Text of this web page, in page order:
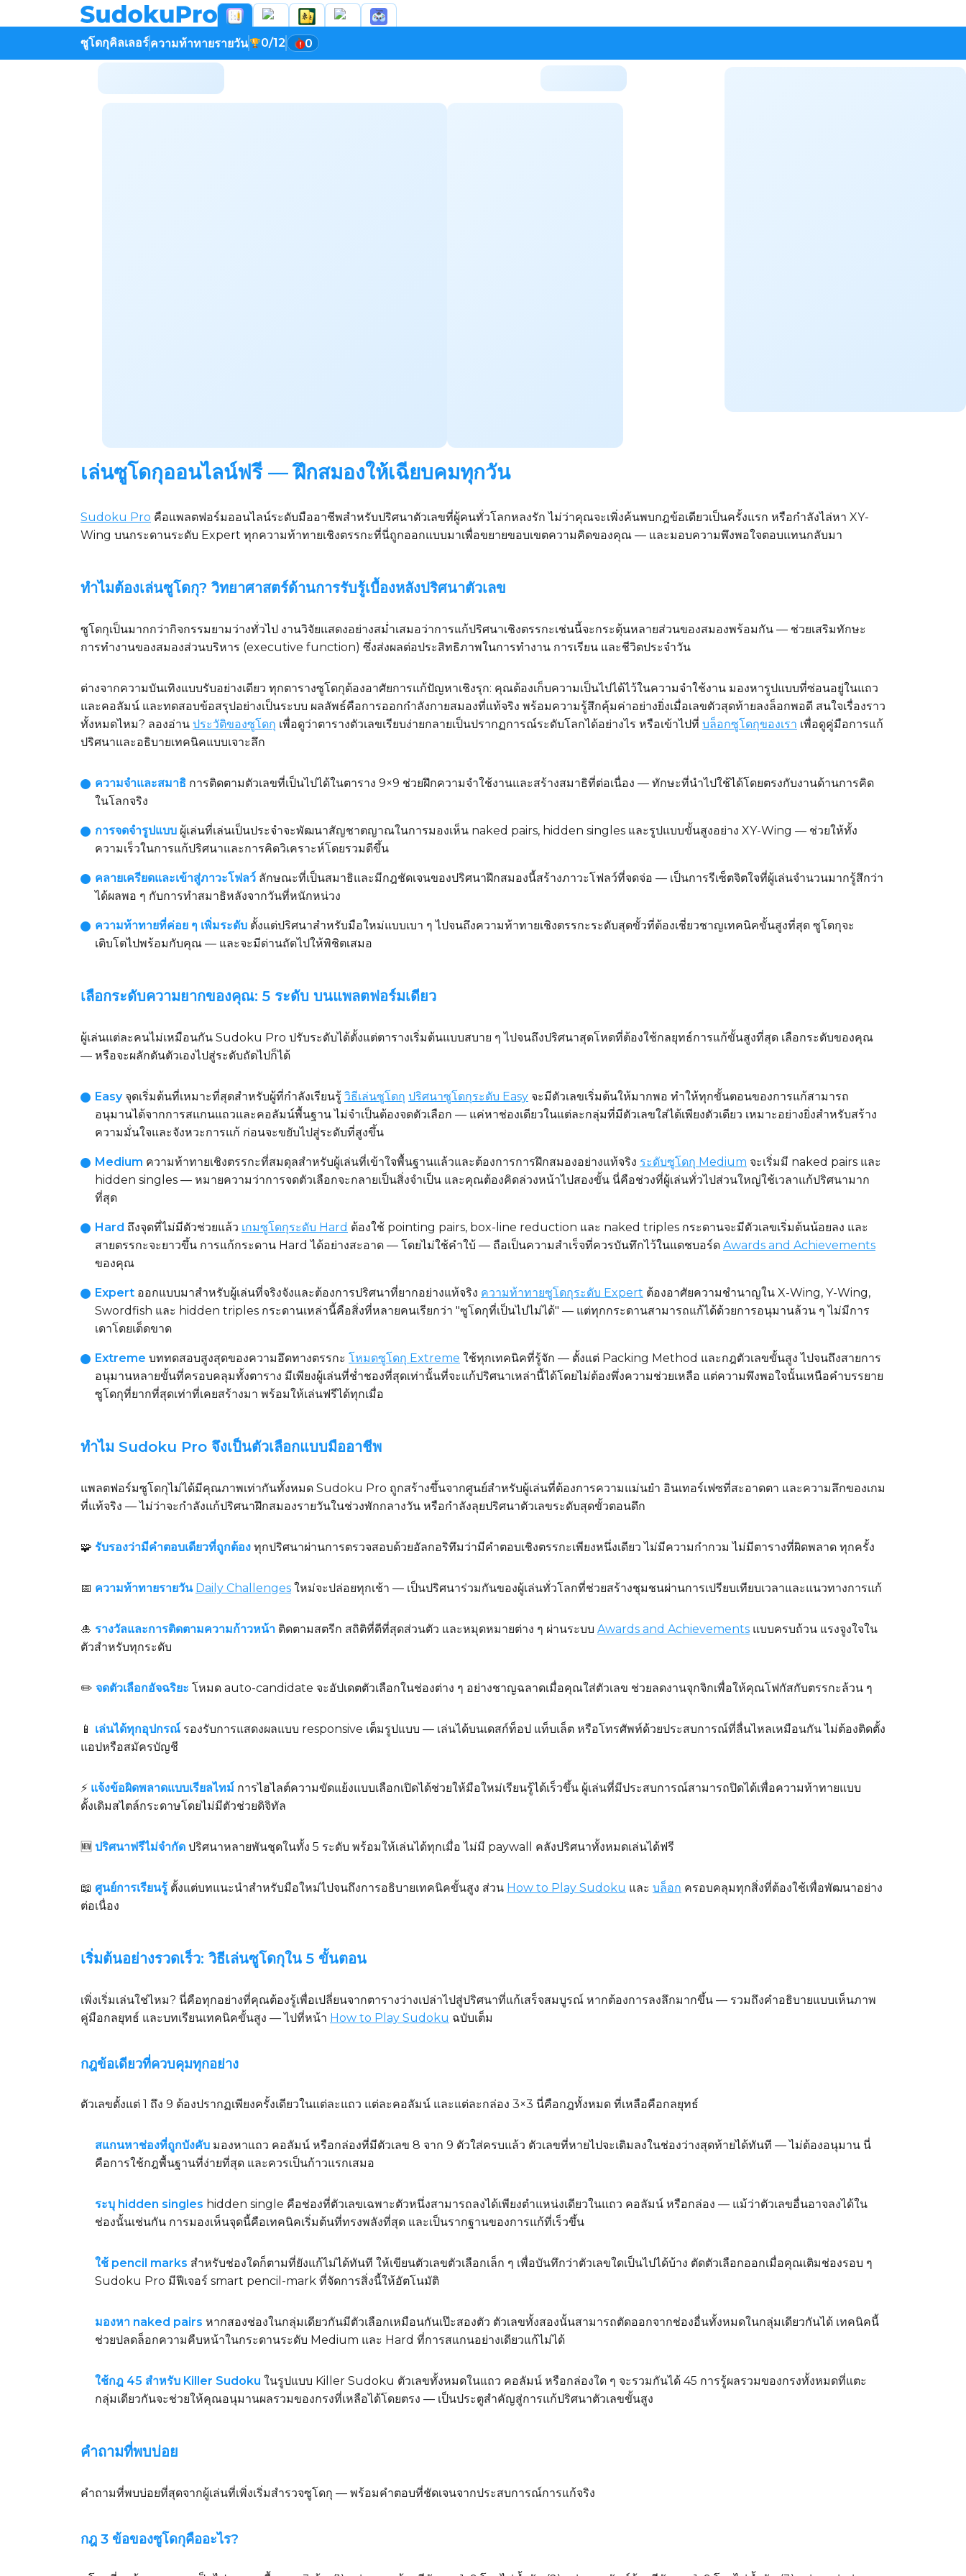
ซูโดกุคิลเลอร์ความท้าทายรายวัน 0/12 0
เล่นซูโดกุออนไลน์ฟรี — ฝึกสมองให้เฉียบคมทุกวัน
Sudoku Pro คือแพลตฟอร์มออนไลน์ระดับมืออาชีพสำหรับปริศนาตัวเลขที่ผู้คนทั่วโลกหลงรัก ไม่ว่าคุณจะเพิ่งค้นพบกฎข้อเดียวเป็นครั้งแรก หรือกำลังไล่หา XY-
Wing บนกระดานระดับ Expert ทุกความท้าทายเชิงตรรกะที่นี่ถูกออกแบบมาเพื่อขยายขอบเขตความคิดของคุณ — และมอบความพึงพอใจตอบแทนกลับมา
ทำไมต้องเล่นซูโดกุ? วิทยาศาสตร์ด้านการรับรู้เบื้องหลังปริศนาตัวเลข
ซูโดกุเป็นมากกว่ากิจกรรมยามว่างทั่วไป งานวิจัยแสดงอย่างสม่ำเสมอว่าการแก้ปริศนาเชิงตรรกะเช่นนี้จะกระตุ้นหลายส่วนของสมองพร้อมกัน — ช่วยเสริมทักษะ
การทำงานของสมองส่วนบริหาร (executive function) ซึ่งส่งผลต่อประสิทธิภาพในการทำงาน การเรียน และชีวิตประจำวัน
ต่างจากความบันเทิงแบบรับอย่างเดียว ทุกตารางซูโดกุต้องอาศัยการแก้ปัญหาเชิงรุก: คุณต้องเก็บความเป็นไปได้ไว้ในความจำใช้งาน มองหารูปแบบที่ซ่อนอยู่ในแถว
และคอลัมน์ และทดสอบข้อสรุปอย่างเป็นระบบ ผลลัพธ์คือการออกกำลังกายสมองที่แท้จริง พร้อมความรู้สึกคุ้มค่าอย่างยิ่งเมื่อเลขตัวสุดท้ายลงล็อกพอดี สนใจเรื่องราว
ทั้งหมดไหม? ลองอ่าน ประวัติของซูโดกุ เพื่อดูว่าตารางตัวเลขเรียบง่ายกลายเป็นปรากฏการณ์ระดับโลกได้อย่างไร หรือเข้าไปที่ บล็อกซูโดกุของเรา เพื่อดูคู่มือการแก้
ปริศนาและอธิบายเทคนิคแบบเจาะลึก
ความจำและสมาธิ การติดตามตัวเลขที่เป็นไปได้ในตาราง 9×9 ช่วยฝึกความจำใช้งานและสร้างสมาธิที่ต่อเนื่อง — ทักษะที่นำไปใช้ได้โดยตรงกับงานด้านการคิด
ในโลกจริง
การจดจำรูปแบบ ผู้เล่นที่เล่นเป็นประจำจะพัฒนาสัญชาตญาณในการมองเห็น naked pairs, hidden singles และรูปแบบขั้นสูงอย่าง XY-Wing — ช่วยให้ทั้ง
ความเร็วในการแก้ปริศนาและการคิดวิเคราะห์โดยรวมดีขึ้น
คลายเครียดและเข้าสู่ภาวะโฟลว์ ลักษณะที่เป็นสมาธิและมีกฎชัดเจนของปริศนาฝึกสมองนี้สร้างภาวะโฟลว์ที่จดจ่อ — เป็นการรีเซ็ตจิตใจที่ผู้เล่นจำนวนมากรู้สึกว่า
ได้ผลพอ ๆ กับการทำสมาธิหลังจากวันที่หนักหน่วง
ความท้าทายที่ค่อย ๆ เพิ่มระดับ ตั้งแต่ปริศนาสำหรับมือใหม่แบบเบา ๆ ไปจนถึงความท้าทายเชิงตรรกะระดับสุดขั้วที่ต้องเชี่ยวชาญเทคนิคขั้นสูงที่สุด ซูโดกุจะ
เติบโตไปพร้อมกับคุณ — และจะมีด่านถัดไปให้พิชิตเสมอ
เลือกระดับความยากของคุณ: 5 ระดับ บนแพลตฟอร์มเดียว
ผู้เล่นแต่ละคนไม่เหมือนกัน Sudoku Pro ปรับระดับได้ตั้งแต่ตารางเริ่มต้นแบบสบาย ๆ ไปจนถึงปริศนาสุดโหดที่ต้องใช้กลยุทธ์การแก้ขั้นสูงที่สุด เลือกระดับของคุณ
— หรือจะผลักดันตัวเองไปสู่ระดับถัดไปก็ได้
Easyจุดเริ่มต้นที่เหมาะที่สุดสำหรับผู้ที่กำลังเรียนรู้ วิธีเล่นซูโดกุ ปริศนาซูโดกุระดับ Easy จะมีตัวเลขเริ่มต้นให้มากพอ ทำให้ทุกขั้นตอนของการแก้สามารถ
อนุมานได้จากการสแกนแถวและคอลัมน์พื้นฐาน ไม่จำเป็นต้องจดตัวเลือก — แค่หาช่องเดียวในแต่ละกลุ่มที่มีตัวเลขใส่ได้เพียงตัวเดียว เหมาะอย่างยิ่งสำหรับสร้าง
ความมั่นใจและจังหวะการแก้ ก่อนจะขยับไปสู่ระดับที่สูงขึ้น
Medium ความท้าทายเชิงตรรกะที่สมดุลสำหรับผู้เล่นที่เข้าใจพื้นฐานแล้วและต้องการการฝึกสมองอย่างแท้จริง ระดับซูโดกุ Medium จะเริ่มมี naked pairs และ
hidden singles — หมายความว่าการจดตัวเลือกจะกลายเป็นสิ่งจำเป็น และคุณต้องคิดล่วงหน้าไปสองขั้น นี่คือช่วงที่ผู้เล่นทั่วไปส่วนใหญ่ใช้เวลาแก้ปริศนามาก
ที่สุด
Hard ถึงจุดที่ไม่มีตัวช่วยแล้ว เกมซูโดกุระดับ Hard ต้องใช้ pointing pairs, box-line reduction และ naked triples กระดานจะมีตัวเลขเริ่มต้นน้อยลง และ
สายตรรกะจะยาวขึ้น การแก้กระดาน Hard ได้อย่างสะอาด — โดยไม่ใช้คำใบ้ — ถือเป็นความสำเร็จที่ควรบันทึกไว้ในแดชบอร์ด Awards and Achievements
ของคุณ
Expert ออกแบบมาสำหรับผู้เล่นที่จริงจังและต้องการปริศนาที่ยากอย่างแท้จริง ความท้าทายซูโดกุระดับ Expert ต้องอาศัยความชำนาญใน X-Wing, Y-Wing,
Swordfish และ hidden triples กระดานเหล่านี้คือสิ่งที่หลายคนเรียกว่า "ซูโดกุที่เป็นไปไม่ได้" — แต่ทุกกระดานสามารถแก้ได้ด้วยการอนุมานล้วน ๆ ไม่มีการ
เดาโดยเด็ดขาด
Extreme บททดสอบสูงสุดของความอึดทางตรรกะ โหมดซูโดกุ Extreme ใช้ทุกเทคนิคที่รู้จัก — ตั้งแต่ Packing Method และกฎตัวเลขขั้นสูง ไปจนถึงสายการ
อนุมานหลายขั้นที่ครอบคลุมทั้งตาราง มีเพียงผู้เล่นที่ช่ำชองที่สุดเท่านั้นที่จะแก้ปริศนาเหล่านี้ได้โดยไม่ต้องพึ่งความช่วยเหลือ แต่ความพึงพอใจนั้นเหนือคำบรรยาย
ซูโดกุที่ยากที่สุดเท่าที่เคยสร้างมา พร้อมให้เล่นฟรีได้ทุกเมื่อ
ทำไม Sudoku Pro จึงเป็นตัวเลือกแบบมืออาชีพ
แพลตฟอร์มซูโดกุไม่ได้มีคุณภาพเท่ากันทั้งหมด Sudoku Pro ถูกสร้างขึ้นจากศูนย์สำหรับผู้เล่นที่ต้องการความแม่นยำ อินเทอร์เฟซที่สะอาดตา และความลึกของเกม
ที่แท้จริง — ไม่ว่าจะกำลังแก้ปริศนาฝึกสมองรายวันในช่วงพักกลางวัน หรือกำลังลุยปริศนาตัวเลขระดับสุดขั้วตอนดึก
🧩 รับรองว่ามีคำตอบเดียวที่ถูกต้อง ทุกปริศนาผ่านการตรวจสอบด้วยอัลกอริทึมว่ามีคำตอบเชิงตรรกะเพียงหนึ่งเดียว ไม่มีความกำกวม ไม่มีตารางที่ผิดพลาด ทุกครั้ง
📅 ความท้าทายรายวัน Daily Challenges ใหม่จะปล่อยทุกเช้า — เป็นปริศนาร่วมกันของผู้เล่นทั่วโลกที่ช่วยสร้างชุมชนผ่านการเปรียบเทียบเวลาและแนวทางการแก้
🎍 รางวัลและการติดตามความก้าวหน้า ติดตามสตรีก สถิติที่ดีที่สุดส่วนตัว และหมุดหมายต่าง ๆ ผ่านระบบ Awards and Achievements แบบครบถ้วน แรงจูงใจใน
ตัวสำหรับทุกระดับ
✏️ จดตัวเลือกอัจฉริยะ โหมด auto-candidate จะอัปเดตตัวเลือกในช่องต่าง ๆ อย่างชาญฉลาดเมื่อคุณใส่ตัวเลข ช่วยลดงานจุกจิกเพื่อให้คุณโฟกัสกับตรรกะล้วน ๆ
📱 เล่นได้ทุกอุปกรณ์ รองรับการแสดงผลแบบ responsive เต็มรูปแบบ — เล่นได้บนเดสก์ท็อป แท็บเล็ต หรือโทรศัพท์ด้วยประสบการณ์ที่ลื่นไหลเหมือนกัน ไม่ต้องติดตั้ง
แอปหรือสมัครบัญชี
⚡ แจ้งข้อผิดพลาดแบบเรียลไทม์ การไฮไลต์ความขัดแย้งแบบเลือกเปิดได้ช่วยให้มือใหม่เรียนรู้ได้เร็วขึ้น ผู้เล่นที่มีประสบการณ์สามารถปิดได้เพื่อความท้าทายแบบ
ดั้งเดิมสไตล์กระดาษโดยไม่มีตัวช่วยดิจิทัล
🆕 ปริศนาฟรีไม่จำกัด ปริศนาหลายพันชุดในทั้ง 5 ระดับ พร้อมให้เล่นได้ทุกเมื่อ ไม่มี paywall คลังปริศนาทั้งหมดเล่นได้ฟรี
📖 ศูนย์การเรียนรู้ ตั้งแต่บทแนะนำสำหรับมือใหม่ไปจนถึงการอธิบายเทคนิคขั้นสูง ส่วน How to Play Sudoku และ บล็อก ครอบคลุมทุกสิ่งที่ต้องใช้เพื่อพัฒนาอย่าง
ต่อเนื่อง
เริ่มต้นอย่างรวดเร็ว: วิธีเล่นซูโดกุใน 5 ขั้นตอน
เพิ่งเริ่มเล่นใช่ไหม? นี่คือทุกอย่างที่คุณต้องรู้เพื่อเปลี่ยนจากตารางว่างเปล่าไปสู่ปริศนาที่แก้เสร็จสมบูรณ์ หากต้องการลงลึกมากขึ้น — รวมถึงคำอธิบายแบบเห็นภาพ
คู่มือกลยุทธ์ และบทเรียนเทคนิคขั้นสูง — ไปที่หน้า How to Play Sudoku ฉบับเต็ม
กฎข้อเดียวที่ควบคุมทุกอย่าง
ตัวเลขตั้งแต่ 1 ถึง 9 ต้องปรากฏเพียงครั้งเดียวในแต่ละแถว แต่ละคอลัมน์ และแต่ละกล่อง 3×3 นี่คือกฎทั้งหมด ที่เหลือคือกลยุทธ์
สแกนหาช่องที่ถูกบังคับ มองหาแถว คอลัมน์ หรือกล่องที่มีตัวเลข 8 จาก 9 ตัวใส่ครบแล้ว ตัวเลขที่หายไปจะเติมลงในช่องว่างสุดท้ายได้ทันที — ไม่ต้องอนุมาน นี่
คือการใช้กฎพื้นฐานที่ง่ายที่สุด และควรเป็นก้าวแรกเสมอ
ระบุ hidden singles hidden single คือช่องที่ตัวเลขเฉพาะตัวหนึ่งสามารถลงได้เพียงตำแหน่งเดียวในแถว คอลัมน์ หรือกล่อง — แม้ว่าตัวเลขอื่นอาจลงได้ใน
ช่องนั้นเช่นกัน การมองเห็นจุดนี้คือเทคนิคเริ่มต้นที่ทรงพลังที่สุด และเป็นรากฐานของการแก้ที่เร็วขึ้น
ใช้ pencil marks สำหรับช่องใดก็ตามที่ยังแก้ไม่ได้ทันที ให้เขียนตัวเลขตัวเลือกเล็ก ๆ เพื่อบันทึกว่าตัวเลขใดเป็นไปได้บ้าง ตัดตัวเลือกออกเมื่อคุณเติมช่องรอบ ๆ
Sudoku Pro มีฟีเจอร์ smart pencil-mark ที่จัดการสิ่งนี้ให้อัตโนมัติ
มองหา naked pairs หากสองช่องในกลุ่มเดียวกันมีตัวเลือกเหมือนกันเป๊ะสองตัว ตัวเลขทั้งสองนั้นสามารถตัดออกจากช่องอื่นทั้งหมดในกลุ่มเดียวกันได้ เทคนิคนี้
ช่วยปลดล็อกความคืบหน้าในกระดานระดับ Medium และ Hard ที่การสแกนอย่างเดียวแก้ไม่ได้
ใช้กฎ 45 สำหรับ Killer Sudoku ในรูปแบบ Killer Sudoku ตัวเลขทั้งหมดในแถว คอลัมน์ หรือกล่องใด ๆ จะรวมกันได้ 45 การรู้ผลรวมของกรงทั้งหมดที่แตะ
กลุ่มเดียวกันจะช่วยให้คุณอนุมานผลรวมของกรงที่เหลือได้โดยตรง — เป็นประตูสำคัญสู่การแก้ปริศนาตัวเลขขั้นสูง
คำถามที่พบบ่อย
คำถามที่พบบ่อยที่สุดจากผู้เล่นที่เพิ่งเริ่มสำรวจซูโดกุ — พร้อมคำตอบที่ชัดเจนจากประสบการณ์การแก้จริง
กฎ 3 ข้อของซูโดกุคืออะไร?